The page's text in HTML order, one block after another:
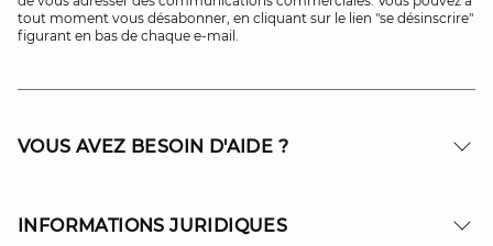
tout moment vous désabonner, en cliquant sur le lien "se désinscrire"
figurant en bas de chaque e-mail.
VOUS AVEZ BESOIN D'AIDE ?
INFORMATIONS JURIDIQUES